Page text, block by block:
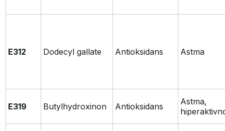
E312 Dodecyl gallate Antioksidans Astma
E319 Butylhydroxinon Antioksidans
Astma,